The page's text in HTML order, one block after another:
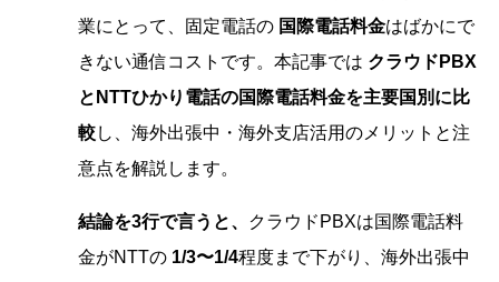
業にとって、固定電話の 国際電話料金はばかにで
きない通信コストです。本記事では クラウドPBX
とNTTひかり電話の国際電話料金を主要国別に比
較し、海外出張中・海外支店活用のメリットと注
意点を解説します。
結論を3行で言うと、
クラウドPBXは国際電話料
金がNTTの 1/3〜1/4程度まで下がり、海外出張中